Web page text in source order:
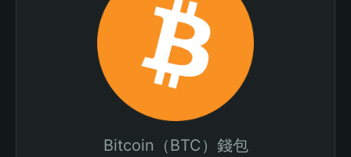
Bitcoin（BTC）錢包